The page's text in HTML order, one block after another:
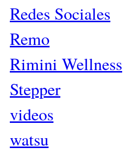
Redes Sociales
Remo
Rimini Wellness
Stepper
videos
watsu